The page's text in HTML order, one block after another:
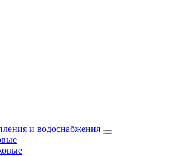
и водоснабжения